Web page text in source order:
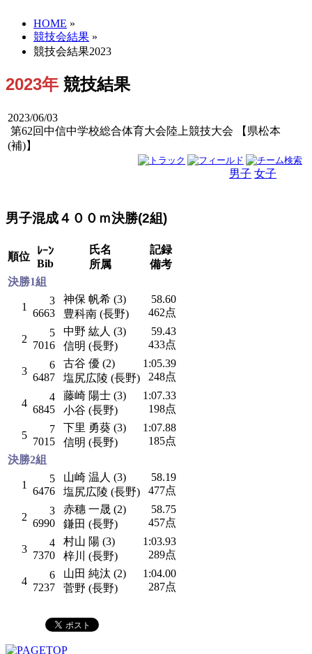
HOME »
競技会結果 »
競技会結果2023
2023年 競技結果
2023/06/03
第62回中信中学校総合体育大会陸上競技大会 【県松本
(補)】
男子 女子
男子混成４００ｍ決勝(2組)
順位
ﾚｰﾝ
Bib
氏名
所属
記録
備考
決勝1組
1
3
6663
神保 帆希 (3)
豊科南 (長野)
58.60
462点
2
5
7016
中野 紘人 (3)
信明 (長野)
59.43
433点
3
6
6487
古谷 優 (2)
塩尻広陵 (長野)
1:05.39
248点
4
4
6845
藤崎 陽士 (3)
小谷 (長野)
1:07.33
198点
5
7
7015
下里 勇葵 (3)
信明 (長野)
1:07.88
185点
決勝2組
1
5
6476
山崎 温人 (3)
塩尻広陵 (長野)
58.19
477点
2
3
6990
赤穗 一晟 (2)
鎌田 (長野)
58.75
457点
3
4
7370
村山 陽 (3)
梓川 (長野)
1:03.93
289点
4
6
7237
山田 純汰 (2)
菅野 (長野)
1:04.00
287点